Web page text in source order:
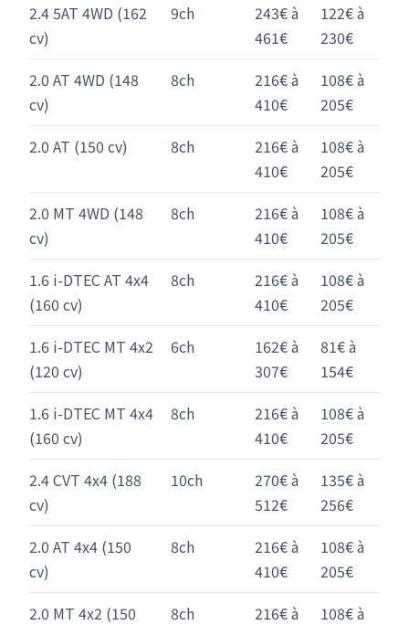
2.4 5AT 4WD (162
cv)
9ch
243€ à
461€
122€ à
230€
2.0 AT 4WD (148
cv)
8ch
216€ à
410€
108€ à
205€
2.0 AT (150 cv)
8ch
216€ à
410€
108€ à
205€
2.0 MT 4WD (148
cv)
8ch
216€ à
410€
108€ à
205€
1.6 i-DTEC AT 4x4
(160 cv)
8ch
216€ à
410€
108€ à
205€
1.6 i-DTEC MT 4x2
(120 cv)
6ch
162€ à
307€
81€ à
154€
1.6 i-DTEC MT 4x4
(160 cv)
8ch
216€ à
410€
108€ à
205€
2.4 CVT 4x4 (188
cv)
10ch
270€ à
512€
135€ à
256€
2.0 AT 4x4 (150
cv)
8ch
216€ à
410€
108€ à
205€
2.0 MT 4x2 (150
8ch
216€ à
108€ à